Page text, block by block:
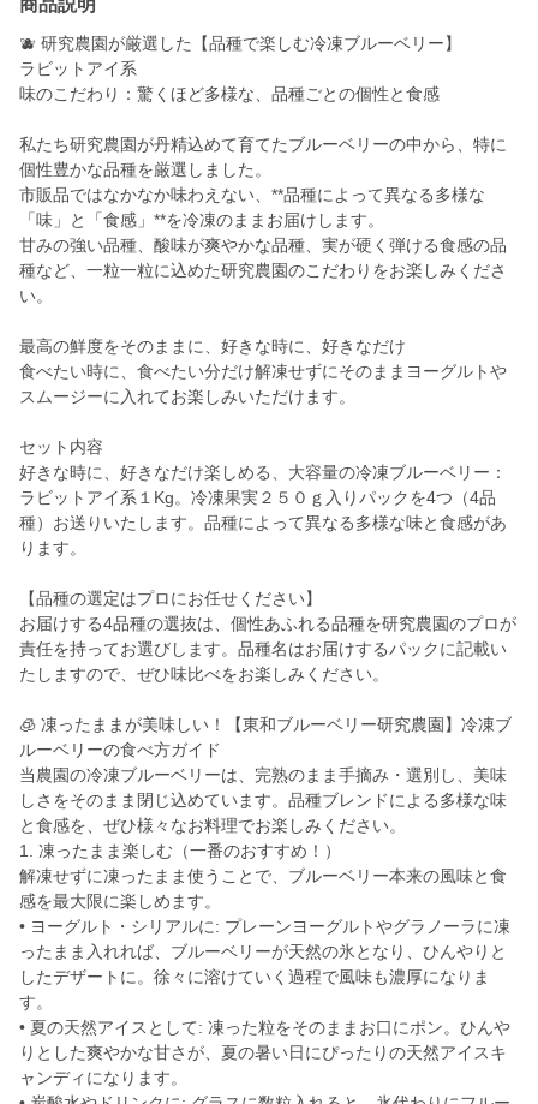
商品説明
🫐 研究農園が厳選した【品種で楽しむ冷凍ブルーベリー】
ラビットアイ系
味のこだわり：驚くほど多様な、品種ごとの個性と食感
私たち研究農園が丹精込めて育てたブルーベリーの中から、特に
個性豊かな品種を厳選しました。
市販品ではなかなか味わえない、**品種によって異なる多様な
「味」と「食感」**を冷凍のままお届けします。
甘みの強い品種、酸味が爽やかな品種、実が硬く弾ける食感の品
種など、一粒一粒に込めた研究農園のこだわりをお楽しみくださ
い。
最高の鮮度をそのままに、好きな時に、好きなだけ
食べたい時に、食べたい分だけ解凍せずにそのままヨーグルトや
スムージーに入れてお楽しみいただけます。
セット内容
好きな時に、好きなだけ楽しめる、大容量の冷凍ブルーベリー：
ラビットアイ系１Kg。冷凍果実２５０ｇ入りパックを4つ（4品
種）お送りいたします。品種によって異なる多様な味と食感があ
ります。
【品種の選定はプロにお任せください】
お届けする4品種の選抜は、個性あふれる品種を研究農園のプロが
責任を持ってお選びします。品種名はお届けするパックに記載い
たしますので、ぜひ味比べをお楽しみください。
🧊 凍ったままが美味しい！【東和ブルーベリー研究農園】冷凍ブ
ルーベリーの食べ方ガイド
当農園の冷凍ブルーベリーは、完熟のまま手摘み・選別し、美味
しさをそのまま閉じ込めています。品種ブレンドによる多様な味
と食感を、ぜひ様々なお料理でお楽しみください。
1. 凍ったまま楽しむ（一番のおすすめ！）
解凍せずに凍ったまま使うことで、ブルーベリー本来の風味と食
感を最大限に楽しめます。
• ヨーグルト・シリアルに: プレーンヨーグルトやグラノーラに凍
ったまま入れれば、ブルーベリーが天然の氷となり、ひんやりと
したデザートに。徐々に溶けていく過程で風味も濃厚になりま
す。
• 夏の天然アイスとして: 凍った粒をそのままお口にポン。ひんや
りとした爽やかな甘さが、夏の暑い日にぴったりの天然アイスキ
ャンディになります。